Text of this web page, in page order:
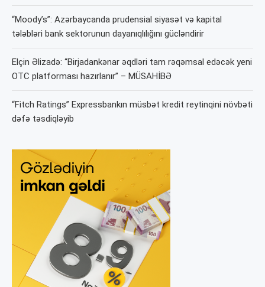
“Moody’s”: Azərbaycanda prudensial siyasət və kapital
tələbləri bank sektorunun dayanıqlılığını gücləndirir
Elçin Əlizadə: “Birjadankənar əqdləri tam rəqəmsal edəcək yeni
OTC platforması hazırlanır” – MÜSAHİBƏ
“Fitch Ratings” Expressbankın müsbət kredit reytinqini növbəti
dəfə təsdiqləyib